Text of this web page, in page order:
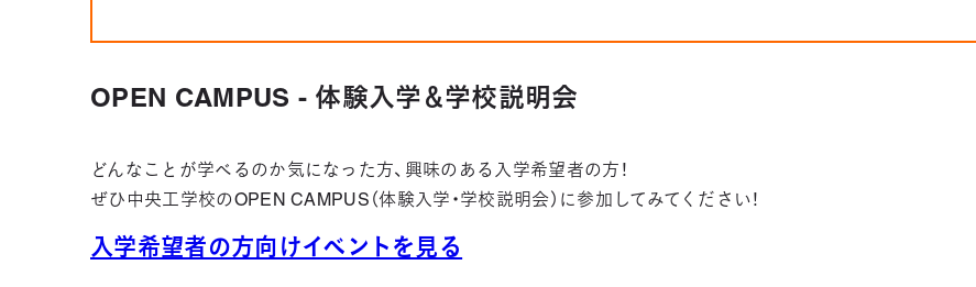
OPEN CAMPUS - 体験入学＆学校説明会
どんなことが学べるのか気になった方、興味のある入学希望者の方！
ぜひ中央工学校のOPEN CAMPUS（体験入学・学校説明会）に参加してみてください！
入学希望者の方向けイベントを見る